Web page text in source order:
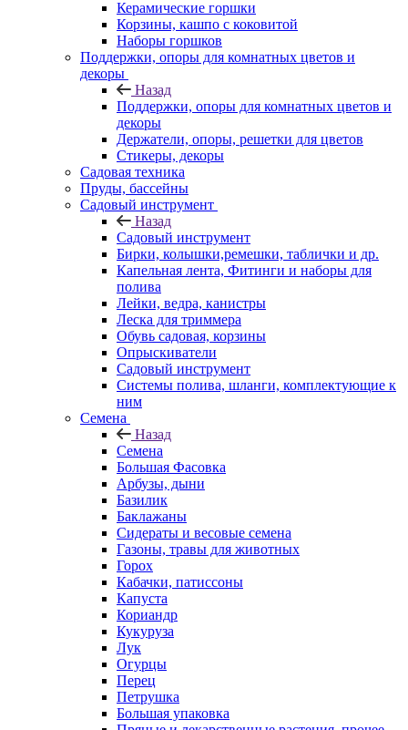
Керамические горшки
Корзины, кашпо с коковитой
Наборы горшков
Поддержки, опоры для комнатных цветов и
декоры
Назад
Поддержки, опоры для комнатных цветов и
декоры
Держатели, опоры, решетки для цветов
Стикеры, декоры
Садовая техника
Пруды, бассейны
Садовый инструмент
Назад
Садовый инструмент
Бирки, колышки,ремешки, таблички и др.
Капельная лента, Фитинги и наборы для
полива
Лейки, ведра, канистры
Леска для триммера
Обувь садовая, корзины
Опрыскиватели
Садовый инструмент
Системы полива, шланги, комплектующие к
ним
Семена
Назад
Семена
Большая Фасовка
Арбузы, дыни
Базилик
Баклажаны
Сидераты и весовые семена
Газоны, травы для животных
Горох
Кабачки, патиссоны
Капуста
Кориандр
Кукуруза
Лук
Огурцы
Перец
Петрушка
Большая упаковка